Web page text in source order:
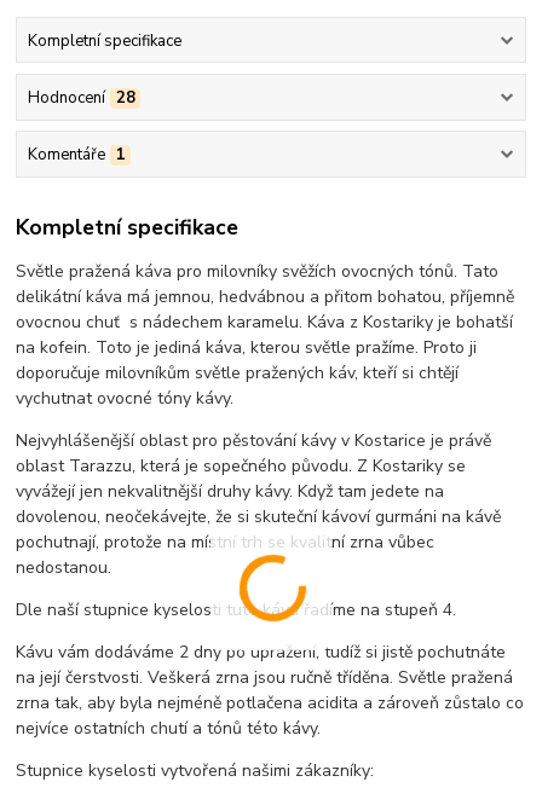
Kompletní specifikace
Hodnocení 28
Komentáře 1
Kompletní specifikace
Světle pražená káva pro milovníky svěžích ovocných tónů. Tato
delikátní káva má jemnou, hedvábnou a přitom bohatou, příjemně
ovocnou chuť s nádechem karamelu. Káva z Kostariky je bohatší
na kofein. Toto je jediná káva, kterou světle pražíme. Proto ji
doporučuje milovníkům světle pražených káv, kteří si chtějí
vychutnat ovocné tóny kávy.
Nejvyhlášenější oblast pro pěstování kávy v Kostarice je právě
oblast Tarazzu, která je sopečného původu. Z Kostariky se
vyvážejí jen nekvalitnější druhy kávy. Když tam jedete na
dovolenou, neočekávejte, že si skuteční kávoví gurmáni na kávě
pochutnají, protože na místní trh se kvalitní zrna vůbec
nedostanou.
Dle naší stupnice kyselosti tuto kávu řadíme na stupeň 4.
Kávu vám dodáváme 2 dny po upražení, tudíž si jistě pochutnáte
na její čerstvosti. Veškerá zrna jsou ručně tříděna. Světle pražená
zrna tak, aby byla nejméně potlačena acidita a zároveň zůstalo co
nejvíce ostatních chutí a tónů této kávy.
Stupnice kyselosti vytvořená našimi zákazníky: